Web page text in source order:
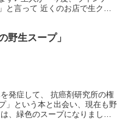
と言って 近くのお店で生クリ
野生スープ」
発症して、 抗癌剤研究所の権
」という本と出会い、現在も野
、緑色のスープになりました